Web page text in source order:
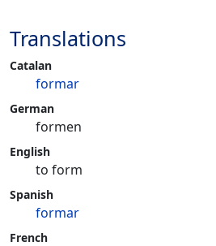
Translations
Catalan
formar
German
formen
English
to form
Spanish
formar
French